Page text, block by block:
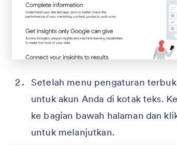
Setelah menu pengaturan
untuk akun Anda di kotak teks.
ke bagian bawah halaman dan
untuk melanjutkan.